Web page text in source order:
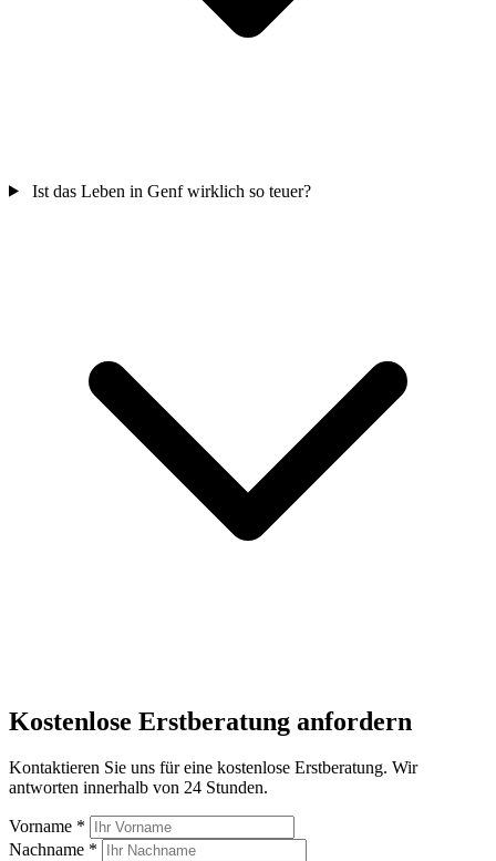
Ist das Leben in Genf wirklich so teuer?
Kostenlose Erstberatung anfordern
Kontaktieren Sie uns für eine kostenlose Erstberatung. Wir
antworten innerhalb von 24 Stunden.
Vorname *
Nachname *